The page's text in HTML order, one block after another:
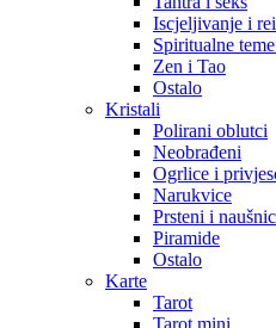
Iscjeljivanje i
Spiritualne
Zen i Tao
Ostalo
Kristali
Polirani oblutci
Neobrađeni
Ogrlice i
Narukvice
Prsteni i
Piramide
Ostalo
Karte
Tarot
Tarot mini